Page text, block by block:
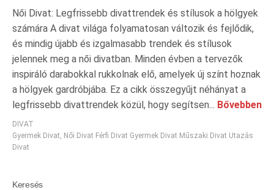
Női Divat: Legfrissebb divattrendek és stílusok a hölgyek
számára A divat világa folyamatosan változik és fejlődik,
és mindig újabb és izgalmasabb trendek és stílusok
jelennek meg a női divatban. Minden évben a tervezők
inspiráló darabokkal rukkolnak elő, amelyek új színt hoznak
a hölgyek gardróbjába. Ez a cikk összegyűjt néhányat a
legfrissebb divattrendek közül, hogy segítsen... Bővebben
DIVAT
Gyermek Divat, Női Divat Férfi Divat Gyermek Divat Műszaki Divat Utazás
Divat
Keresés